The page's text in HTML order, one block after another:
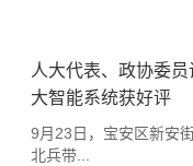
人大代表、政协委员
大智能系统获好评
9月23日，宝安区新安
北兵带...